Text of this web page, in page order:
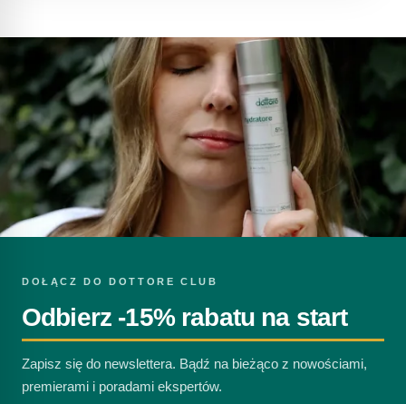
DOŁĄCZ DO DOTTORE CLUB
Odbierz -15% rabatu na start
Zapisz się do newslettera. Bądź na bieżąco z nowościami,
premierami i poradami ekspertów.